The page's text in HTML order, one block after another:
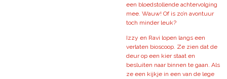
een bloedstollende achtervolging
mee. Wauw! Of is zo’n avontuur
toch minder leuk?
Izzy en Ravi lopen langs een
verlaten bioscoop. Ze zien dat de
deur op een kier staat en
besluiten naar binnen te gaan. Als
ze een kijkje in een van de lege